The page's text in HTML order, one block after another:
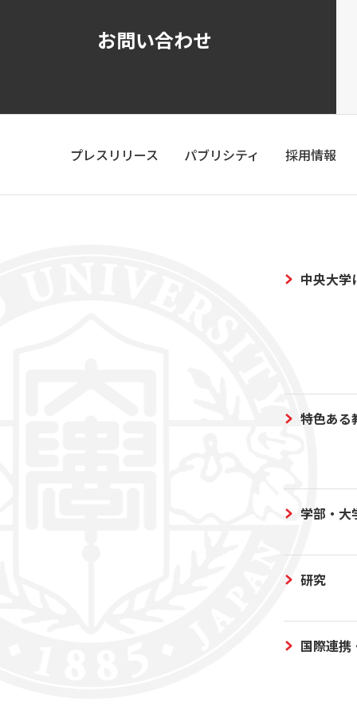
お問い合わせ
プレスリリース パブリシティ 採用情報
中央大学
特色ある
学部・大
研究
国際連携